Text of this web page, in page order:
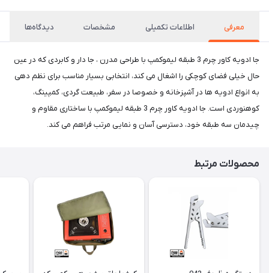
معرفی اطلاعات تکمیلی مشخصات دیدگاه‌ها
جا ادویه کاور چرم 3 طبقه لیموکمپ با طراحی مدرن ، جا دار و کابردی که در عین
حال خیلی فضای کوچکی را اشغال می کند، انتخابی بسیار مناسب برای نظم دهی
به انواع ادویه ها در آشپزخانه و خصوصا در سفر، طبیعت گردی، کمپینگ،
کوهنوردی است. جا ادویه کاور چرم 3 طبقه لیموکمپ با ساختاری مقاوم و
چیدمان سه طبقه خود، دسترسی آسان و نمایی مرتب فراهم می کند.
محصولات مرتبط